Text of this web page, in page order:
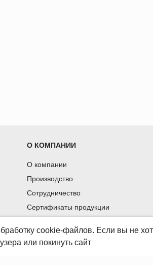
О КОМПАНИИ
О компании
Производство
Сотрудничество
Сертификаты продукции
Контакты
cookie-файлов. Если вы не
или покинуть сайт